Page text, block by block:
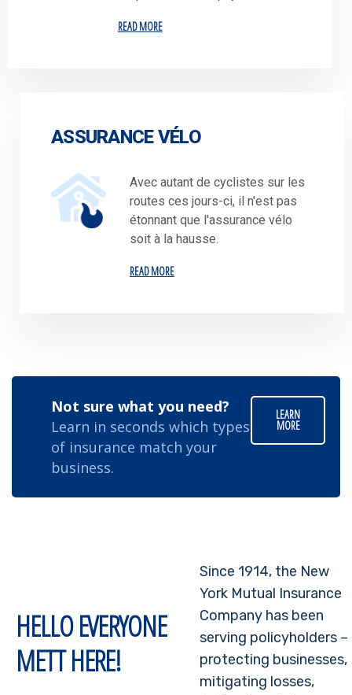
READ MORE
ASSURANCE VÉLO
Avec autant de cyclistes sur les
routes ces jours-ci, il n'est pas
étonnant que l'assurance vélo
soit à la hausse.
READ MORE
Not sure what you need?
Learn in seconds which types
of insurance match your
business.
LEARN
MORE
HELLO EVERYONE
METT HERE!
Since 1914, the New
York Mutual Insurance
Company has been
serving policyholders –
protecting businesses,
mitigating losses,